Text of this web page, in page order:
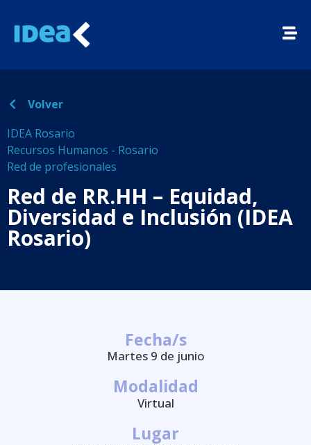
Volver
IDEA Rosario
Recursos Humanos - Rosario
Red de profesionales
Red de RR.HH – Equidad,
Diversidad e Inclusión (IDEA
Rosario)
Fecha/s
Martes 9 de junio
Modalidad
Virtual
Lugar